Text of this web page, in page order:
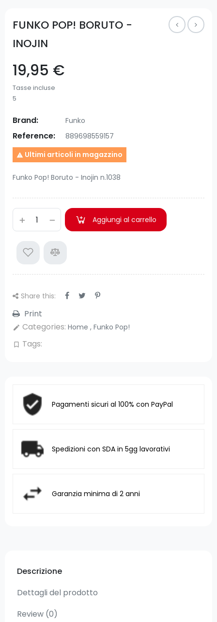
FUNKO POP! BORUTO -
INOJIN
19,95 €
Tasse incluse
5
Brand: Funko
Reference: 889698559157
 Ultimi articoli in magazzino
Funko Pop! Boruto - Inojin n.1038
Aggiungi al carrello
Share this:
Print
edit Categories: Home , Funko Pop!
bookmark_border Tags:
Pagamenti sicuri al 100% con PayPal
Spedizioni con SDA in 5gg lavorativi
Garanzia minima di 2 anni
Descrizione
Dettagli del prodotto
Review (0)